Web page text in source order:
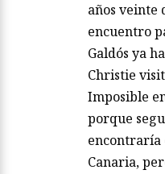
años veinte
encuentro
Galdós ya
Christie
Imposible
porque
encontraría
Canaria,